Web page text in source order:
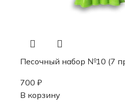
Песочный набор №10 (7
700 ₽
В корзину